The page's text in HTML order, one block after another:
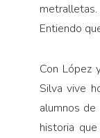
Entiendo
Con López
Silva vive
alumnos
historia